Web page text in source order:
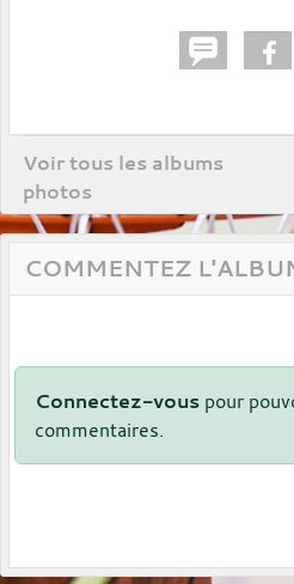
Voir tous les albums
photos
COMMENTEZ
Connectez-vous pour
commentaires.